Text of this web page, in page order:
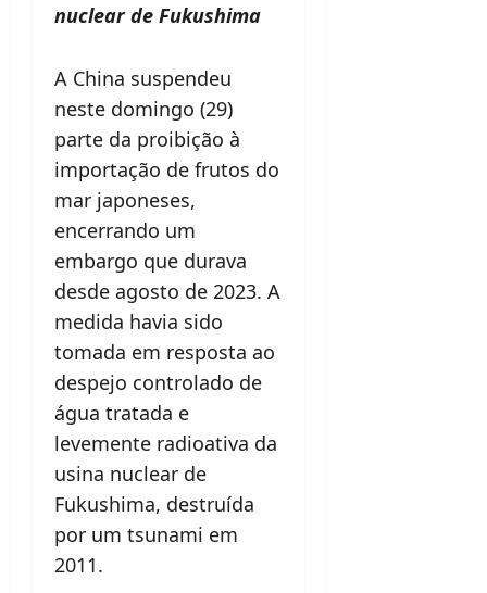
nuclear de Fukushima
A China suspendeu
neste domingo (29)
parte da proibição à
importação de frutos do
mar japoneses,
encerrando um
embargo que durava
desde agosto de 2023. A
medida havia sido
tomada em resposta ao
despejo controlado de
água tratada e
levemente radioativa da
usina nuclear de
Fukushima, destruída
por um tsunami em
2011.